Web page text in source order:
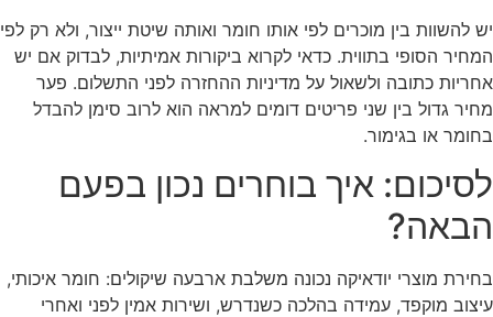
יש להשוות בין מוכרים לפי אותו חומר ואותה שיטת ייצור, ולא רק לפי
המחיר הסופי בתווית. כדאי לקרוא ביקורות אמיתיות, לבדוק אם יש
אחריות כתובה ולשאול על מדיניות ההחזרה לפני התשלום. פער
מחיר גדול בין שני פריטים דומים למראה הוא לרוב סימן להבדל
בחומר או בגימור.
לסיכום: איך בוחרים נכון בפעם
הבאה?
בחירת מוצרי יודאיקה נכונה משלבת ארבעה שיקולים: חומר איכותי,
עיצוב מוקפד, עמידה בהלכה כשנדרש, ושירות אמין לפני ואחרי